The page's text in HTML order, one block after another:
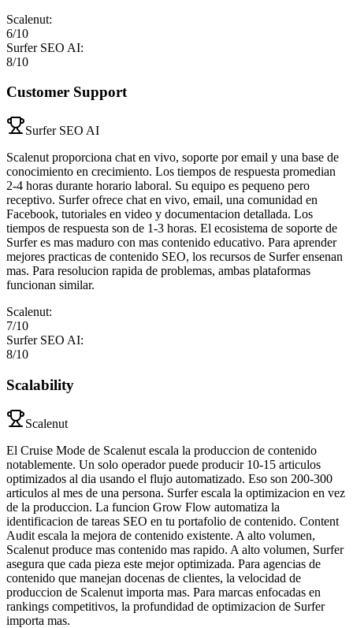
Scalenut:
6/10
Surfer SEO AI:
8/10
Customer Support
Surfer SEO AI
Scalenut proporciona chat en vivo, soporte por email y una base de
conocimiento en crecimiento. Los tiempos de respuesta promedian
2-4 horas durante horario laboral. Su equipo es pequeno pero
receptivo. Surfer ofrece chat en vivo, email, una comunidad en
Facebook, tutoriales en video y documentacion detallada. Los
tiempos de respuesta son de 1-3 horas. El ecosistema de soporte de
Surfer es mas maduro con mas contenido educativo. Para aprender
mejores practicas de contenido SEO, los recursos de Surfer ensenan
mas. Para resolucion rapida de problemas, ambas plataformas
funcionan similar.
Scalenut:
7/10
Surfer SEO AI:
8/10
Scalability
Scalenut
El Cruise Mode de Scalenut escala la produccion de contenido
notablemente. Un solo operador puede producir 10-15 articulos
optimizados al dia usando el flujo automatizado. Eso son 200-300
articulos al mes de una persona. Surfer escala la optimizacion en vez
de la produccion. La funcion Grow Flow automatiza la
identificacion de tareas SEO en tu portafolio de contenido. Content
Audit escala la mejora de contenido existente. A alto volumen,
Scalenut produce mas contenido mas rapido. A alto volumen, Surfer
asegura que cada pieza este mejor optimizada. Para agencias de
contenido que manejan docenas de clientes, la velocidad de
produccion de Scalenut importa mas. Para marcas enfocadas en
rankings competitivos, la profundidad de optimizacion de Surfer
importa mas.